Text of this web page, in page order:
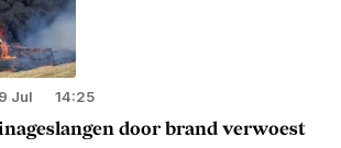
Jul 14:25
door brand verwoest